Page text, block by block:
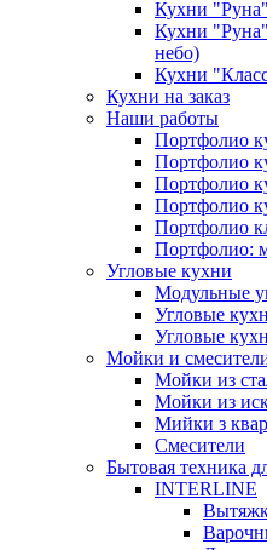
Кухни
Кухни "Руна"
небо)
Кухни
Кухни на заказ
Наши работы
Портфолио
Портфолио
Портфолио
Портфолио
Портфолио
Портфолио:
Угловые кухни
Модульные
Угловые
Угловые
Мойки и
Мойки из
Мойки из
Мийки з
Смесители
Бытовая техника
INTERLINE